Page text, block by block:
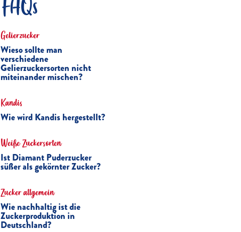
Gelierzucker
Wieso sollte man
verschiedene
Gelierzuckersorten nicht
miteinander mischen?
Kandis
Wie wird Kandis hergestellt?
Weiße Zuckersorten
Ist Diamant Puderzucker
süßer als gekörnter Zucker?
Zucker allgemein
Wie nachhaltig ist die
Zuckerproduktion in
Deutschland?